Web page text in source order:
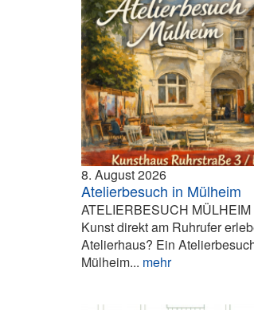
8. August 2026
Atelierbesuch in Mülheim
ATELIERBESUCH
Kunst direkt am Ruhrufer
Atelierhaus? Ein
Mülheim... mehr